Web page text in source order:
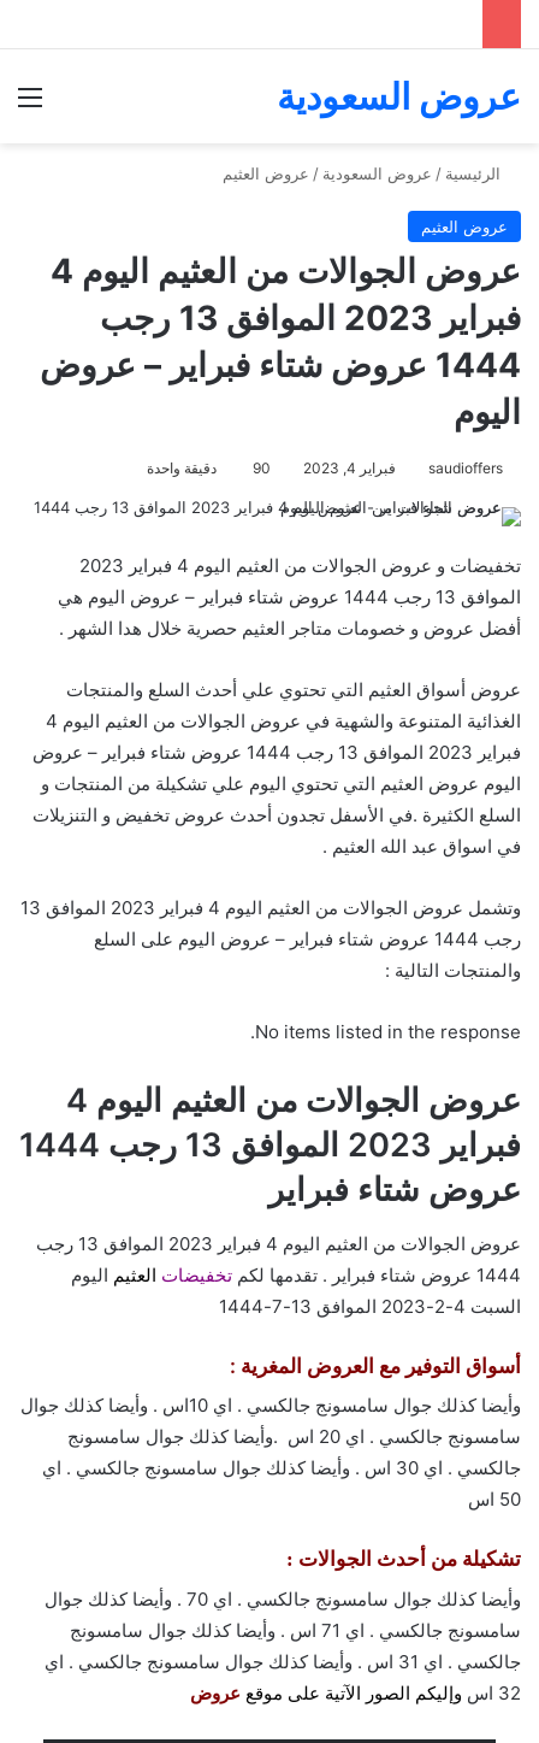
عروض السعودية
الرئيسية / عروض السعودية / عروض العثيم
عروض العثيم
عروض الجوالات من العثيم اليوم 4
فبراير 2023 الموافق 13 رجب
1444 عروض شتاء فبراير – عروض
اليوم
saudioffers فبراير 4, 2023 90 دقيقة واحدة
تخفيضات و عروض الجوالات من العثيم اليوم 4 فبراير 2023
الموافق 13 رجب 1444 عروض شتاء فبراير – عروض اليوم هي
أفضل عروض و خصومات متاجر العثيم حصرية خلال هدا الشهر .
عروض أسواق العثيم التي تحتوي علي أحدث السلع والمنتجات
الغذائية المتنوعة والشهية في عروض الجوالات من العثيم اليوم 4
فبراير 2023 الموافق 13 رجب 1444 عروض شتاء فبراير – عروض
اليوم عروض العثيم التي تحتوي اليوم علي تشكيلة من المنتجات و
السلع الكثيرة .في الأسفل تجدون أحدث عروض تخفيض و التنزيلات
في اسواق عبد الله العثيم .
وتشمل عروض الجوالات من العثيم اليوم 4 فبراير 2023 الموافق 13
رجب 1444 عروض شتاء فبراير – عروض اليوم على السلع
والمنتجات التالية :
No items listed in the response.
عروض الجوالات من العثيم اليوم 4
فبراير 2023 الموافق 13 رجب 1444
عروض شتاء فبراير
عروض الجوالات من العثيم اليوم 4 فبراير 2023 الموافق 13 رجب
1444 عروض شتاء فبراير . تقدمها لكم
تخفيضات العثيم اليوم
السبت 4-2-2023 الموافق 13-7-1444
أسواق التوفير مع العروض المغرية :
وأيضا كذلك جوال سامسونج جالكسي . اي 10اس . وأيضا كذلك جوال
سامسونج جالكسي . اي 20 اس .وأيضا كذلك جوال سامسونج
جالكسي . اي 30 اس . وأيضا كذلك جوال سامسونج جالكسي . اي
50 اس
تشكيلة من أحدث الجوالات :
وأيضا كذلك جوال سامسونج جالكسي . اي 70 . وأيضا كذلك جوال
سامسونج جالكسي . اي 71 اس . وأيضا كذلك جوال سامسونج
جالكسي . اي 31 اس . وأيضا كذلك جوال سامسونج جالكسي . اي
32 اس
وإليكم الصور الآتية على موقع عروض